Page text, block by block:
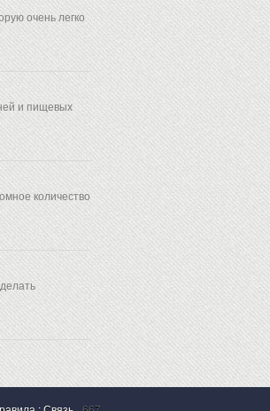
очень легко
и пищевых
количество